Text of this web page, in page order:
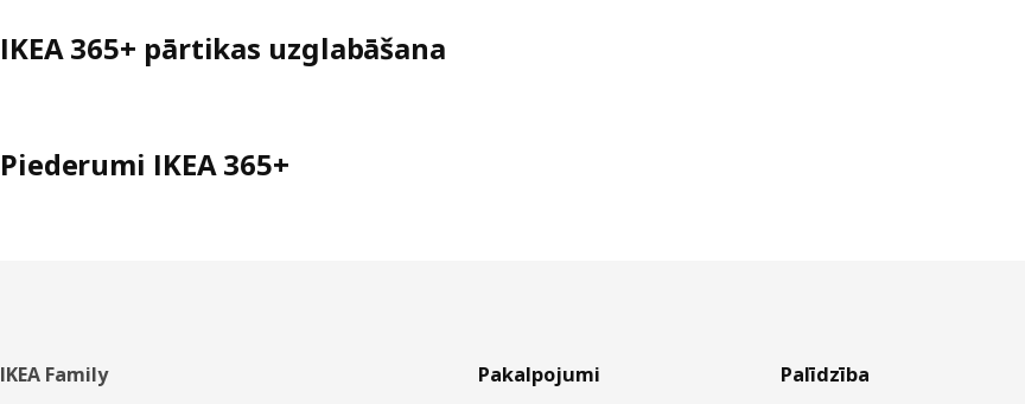
IKEA 365+ pārtikas uzglabāšana
Piederumi IKEA 365+
Kājene
IKEA Family Pakalpojumi Palīdzība